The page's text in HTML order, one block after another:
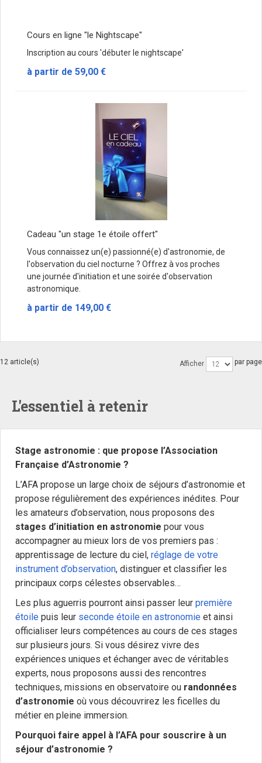
Cours en ligne "le Nightscape"
Inscription au cours 'débuter le nightscape'
à partir de 59,00 €
Cadeau "un stage 1e étoile offert"
Vous connaissez un(e) passionné(e) d'astronomie, de
l'observation du ciel nocturne ? Offrez à vos proches
une journée d'initiation et une soirée d'observation
astronomique.
à partir de 149,00 €
12 article(s) Afficher par page
L'essentiel à retenir
Stage astronomie : que propose l’Association
Française d’Astronomie ?
L’AFA propose un large choix de séjours d’astronomie et
propose régulièrement des expériences inédites. Pour
les amateurs d’observation, nous proposons des
stages d’initiation en astronomie pour vous
accompagner au mieux lors de vos premiers pas :
apprentissage de lecture du ciel, réglage de votre
instrument d’observation, distinguer et classifier les
principaux corps célestes observables…
Les plus aguerris pourront ainsi passer leur première
étoile puis leur seconde étoile en astronomie et ainsi
officialiser leurs compétences au cours de ces stages
sur plusieurs jours. Si vous désirez vivre des
expériences uniques et échanger avec de véritables
experts, nous proposons aussi des rencontres
techniques, missions en observatoire ou randonnées
d’astronomie où vous découvrirez les ficelles du
métier en pleine immersion.
Pourquoi faire appel à l’AFA pour souscrire à un
séjour d’astronomie ?